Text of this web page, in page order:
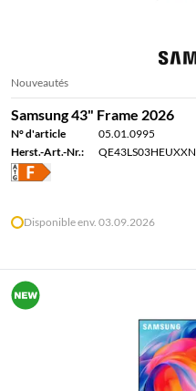
Nouveautés
Samsung 43" Frame 2026
N° d'article
05.01.0995
Herst.-Art.-Nr.:
QE43LS03HEUXXN
Disponible env. 03.09.2026